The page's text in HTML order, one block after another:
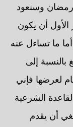
رمضان وسنعود
الأول أن يكون
ما تساءل عنه
بالنسبة إلى
لعرضها فإني
الشرعية
أن يقدم